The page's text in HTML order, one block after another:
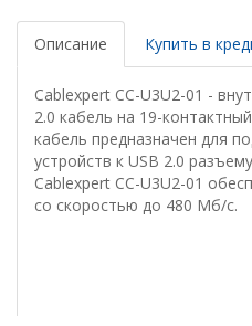
Описание Купить в
Cablexpert CC-U3U2-01 -
2.0 кабель на 19-
кабель предназначен для
устройств к USB 2.0
Cablexpert CC-U3U2-01
со скоростью до 480 Мб/с.